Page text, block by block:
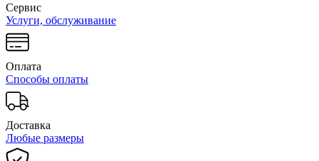
Сервис
Услуги, обслуживание
Оплата
Способы оплаты
Доставка
Любые размеры